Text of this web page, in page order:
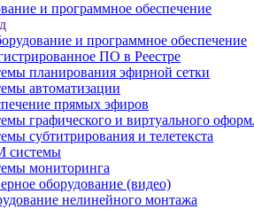
и программное обеспечение
и программное обеспечение
ПО в Реестре
планирования эфирной сетки
автоматизации
прямых эфиров
графического и виртуального
субтитрирования и телетекста
системы
мониторинга
оборудование (видео)
нелинейного монтажа